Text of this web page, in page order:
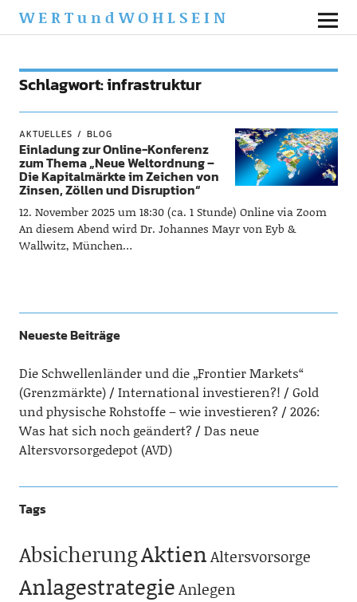
WERTundWOHLSEIN
Schlagwort:infrastruktur
AKTUELLES BLOG
Einladung zur Online-Konferenz
zum Thema „Neue Weltordnung –
Die Kapitalmärkte im Zeichen von
Zinsen, Zöllen und Disruption“
12. November 2025 um 18:30 (ca. 1 Stunde) Online via Zoom
An diesem Abend wird Dr. Johannes Mayr von Eyb &
Wallwitz, München…
Neueste Beiträge
Die Schwellenländer und die „Frontier Markets“
(Grenzmärkte)
International investieren?!
Gold
und physische Rohstoffe – wie investieren?
2026:
Was hat sich noch geändert?
Das neue
Altersvorsorgedepot (AVD)
Tags
AbsicherungAktienAltersvorsorge
AnlagestrategieAnlegen